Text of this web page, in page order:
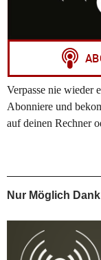
Verpasse nie wieder
Abonniere und
auf deinen Rechner
Nur Möglich Dank